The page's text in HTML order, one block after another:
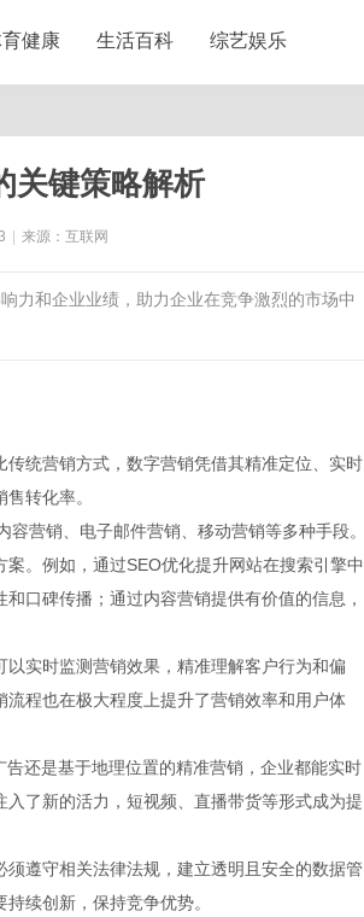
健康 生活百科 综艺娱乐
关键策略解析
来源：互联网
力和企业业绩，助力企业在竞争激烈的市场中
统营销方式，数字营销凭借其精准定位、实时
转化率。
营销、电子邮件营销、移动营销等多种手段。
。例如，通过SEO优化提升网站在搜索引擎中
口碑传播；通过内容营销提供有价值的信息，
实时监测营销效果，精准理解客户行为和偏
程也在极大程度上提升了营销效率和用户体
还是基于地理位置的精准营销，企业都能实时
了新的活力，短视频、直播带货等形式成为提
遵守相关法律法规，建立透明且安全的数据管
续创新，保持竞争优势。